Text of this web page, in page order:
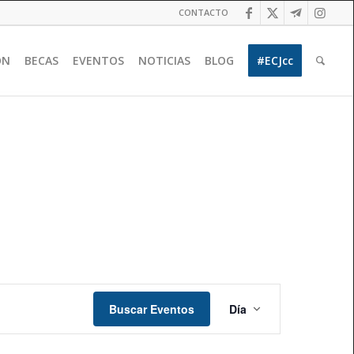
CONTACTO
BECAS EVENTOS NOTICIAS BLOG #ECJcc
Buscar Eventos
de
Día